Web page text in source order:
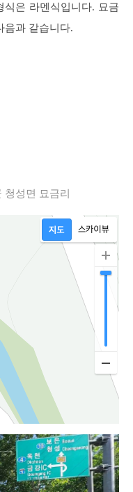
식은 라멘식입니다. 묘금
음과 같습니다.
성면 묘금리